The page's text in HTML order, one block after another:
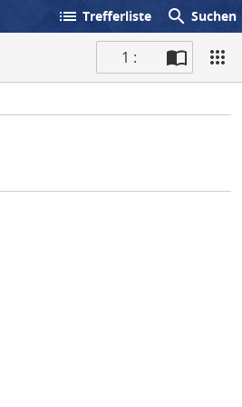
list Trefferliste search Suchen
1 :